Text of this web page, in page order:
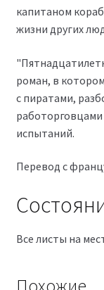
капитаном
жизни других
роман, в
с пиратами,
работорговцами
испытаний.
Перевод с
Все листы на